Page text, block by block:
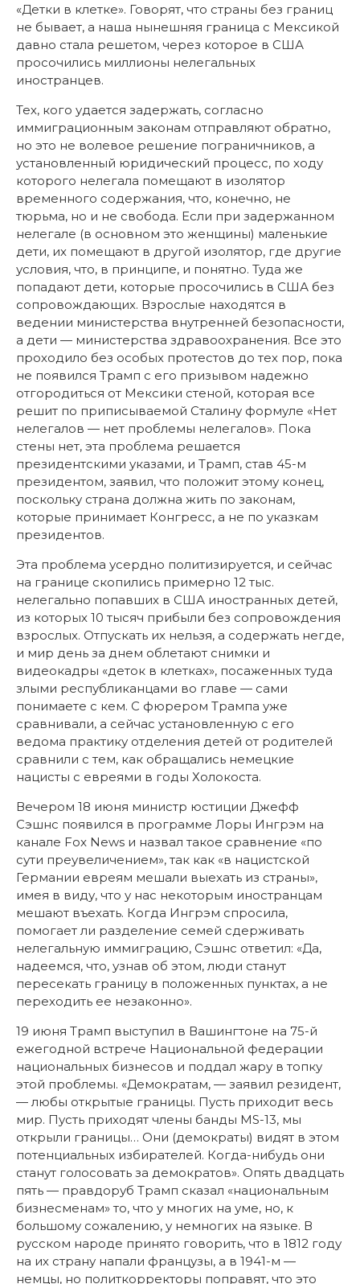
«Детки в клетке». Говорят, что страны без границ
не бывает, а наша нынешняя граница с Мексикой
давно стала решетом, через которое в США
просочились миллионы нелегальных
иностранцев.
Тех, кого удается задержать, согласно
иммиграционным законам отправляют обратно,
но это не волевое решение пограничников, а
установленный юридический процесс, по ходу
которого нелегала помещают в изолятор
временного содержания, что, конечно, не
тюрьма, но и не свобода. Если при задержанном
нелегале (в основном это женщины) маленькие
дети, их помещают в другой изолятор, где другие
условия, что, в принципе, и понятно. Туда же
попадают дети, которые просочились в США без
сопровождающих. Взрослые находятся в
ведении министерства внутренней безопасности,
а дети — министерства здравоохранения. Все это
проходило без особых протестов до тех пор, пока
не появился Трамп с его призывом надежно
отгородиться от Мексики стеной, которая все
решит по приписываемой Сталину формуле «Нет
нелегалов — нет проблемы нелегалов». Пока
стены нет, эта проблема решается
президентскими указами, и Трамп, став 45-м
президентом, заявил, что положит этому конец,
поскольку страна должна жить по законам,
которые принимает Конгресс, а не по указкам
президентов.
Эта проблема усердно политизируется, и сейчас
на границе скопились примерно 12 тыс.
нелегально попавших в США иностранных детей,
из которых 10 тысяч прибыли без сопровождения
взрослых. Отпускать их нельзя, а содержать негде,
и мир день за днем облетают снимки и
видеокадры «деток в клетках», посаженных туда
злыми республиканцами во главе — сами
понимаете с кем. С фюрером Трампа уже
сравнивали, а сейчас установленную с его
ведома практику отделения детей от родителей
сравнили с тем, как обращались немецкие
нацисты с евреями в годы Холокоста.
Вечером 18 июня министр юстиции Джефф
Сэшнс появился в программе Лоры Ингрэм на
канале Fox News и назвал такое сравнение «по
сути преувеличением», так как «в нацистской
Германии евреям мешали выехать из страны»,
имея в виду, что у нас некоторым иностранцам
мешают въехать. Когда Ингрэм спросила,
помогает ли разделение семей сдерживать
нелегальную иммиграцию, Сэшнс ответил: «Да,
надеемся, что, узнав об этом, люди станут
пересекать границу в положенных пунктах, а не
переходить ее незаконно».
19 июня Трамп выступил в Вашингтоне на 75-й
ежегодной встрече Национальной федерации
национальных бизнесов и поддал жару в топку
этой проблемы. «Демократам, — заявил резидент,
— любы открытые границы. Пусть приходит весь
мир. Пусть приходят члены банды MS-13, мы
открыли границы… Они (демократы) видят в этом
потенциальных избирателей. Когда-нибудь они
станут голосовать за демократов». Опять двадцать
пять — правдоруб Трамп сказал «национальным
бизнесменам» то, что у многих на уме, но, к
большому сожалению, у немногих на языке. В
русском народе принято говорить, что в 1812 году
на их страну напали французы, а в 1941-м —
немцы, но политкорректоры поправят, что это